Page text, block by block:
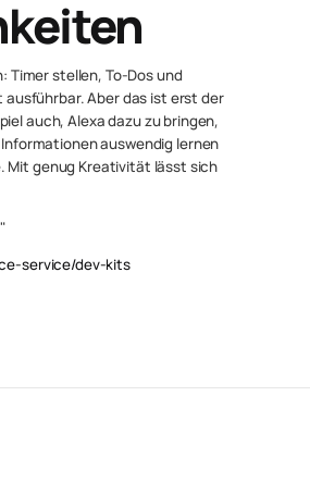
Timer stellen, To-Dos und
Aber das ist erst der
auch, Alexa dazu zu bringen,
auswendig lernen
Mit genug Kreativität lässt sich
service/dev-kits